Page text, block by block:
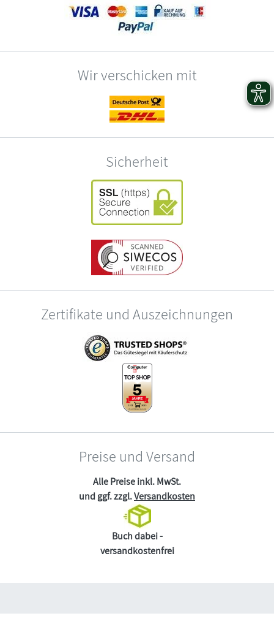
Wir verschicken mit
Sicherheit
Zertifikate und Auszeichnungen
Preise und Versand
Alle Preise inkl. MwSt.
und ggf. zzgl.Versandkosten
Buch dabei -
versandkostenfrei